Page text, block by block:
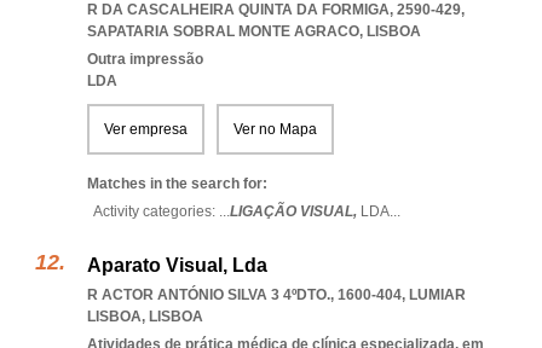
R DA CASCALHEIRA QUINTA DA FORMIGA, 2590-429,
SAPATARIA SOBRAL MONTE AGRACO, LISBOA
Outra impressão
LDA
Ver empresa Ver no Mapa
Matches in the search for:
Activity categories: ...LIGAÇÃO VISUAL, LDA...
Aparato Visual, Lda
R ACTOR ANTÓNIO SILVA 3 4ºDTO., 1600-404, LUMIAR
LISBOA, LISBOA
Atividades de prática médica de clínica especializada, em